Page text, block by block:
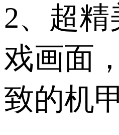
2、超精
戏画面
致的机